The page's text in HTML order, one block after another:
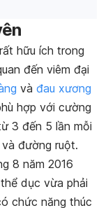
hữu ích trong
đến viêm đại
và đau xương
hợp với cường
3 đến 5 lần mỗi
và đường ruột.
8 năm 2016
dục vừa phải
chức năng thúc